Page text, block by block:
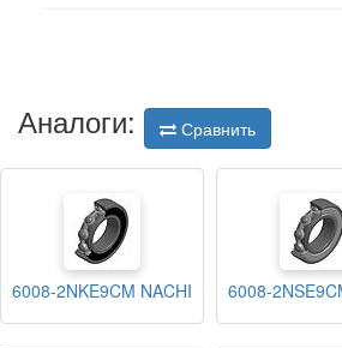
Аналоги: Сравнить
6008-2NKE9CM NACHI 6008-